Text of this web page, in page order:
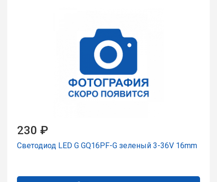
230 ₽
Светодиод LED G GQ16PF-G зеленый 3-36V 16mm